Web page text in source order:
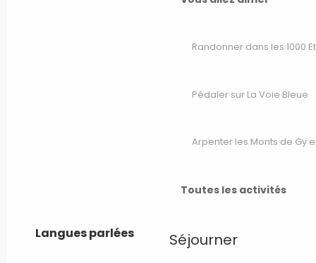
Randonner dans les 1000
Pédaler sur La Voie Bleue
Arpenter les Monts de Gy
Toutes les activités
Séjourner
Langues parlées
Langues parlées